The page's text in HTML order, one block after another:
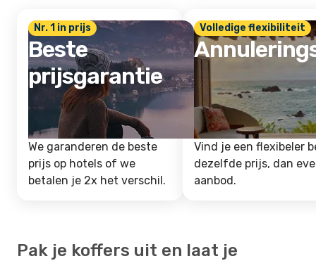
Nr. 1 in prijs
Beste
prijsgarantie
We garanderen de beste
prijs op hotels of we
betalen je 2x het verschil.
Volledige flexibiliteit
Vind je een flexibeler
dezelfde prijs, dan
aanbod.
Pak je koffers uit en laat je